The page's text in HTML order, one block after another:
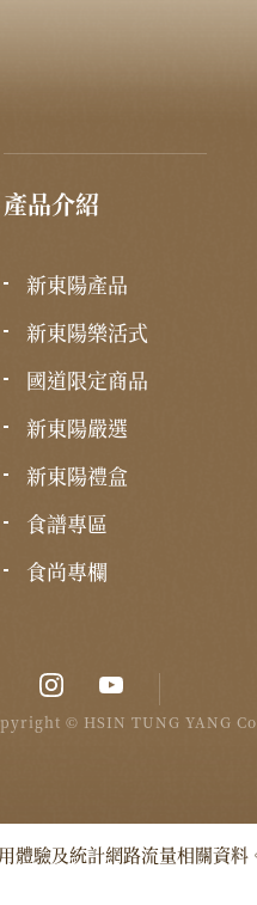
產品介紹
新東陽產品
新東陽樂活式
國道限定商品
新東陽嚴選
新東陽禮盒
食譜專區
食尚專欄
© HSIN TUNG YANG
體驗及統計網路流量相關資